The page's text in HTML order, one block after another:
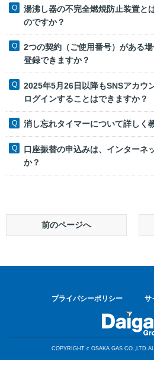
湯沸し器の不完全燃焼防止装置と
のですか？
2つの契約（ご使用番号）がある
登録できますか？
2025年5月26日以降もSNSアカウ
ログインすることはできますか？
消し忘れタイマーについて詳しく
口座振替の申込みは、インターネ
か？
前のページへ
プライバシーポリシー サ
COPYRIGHT c OSAKA GAS